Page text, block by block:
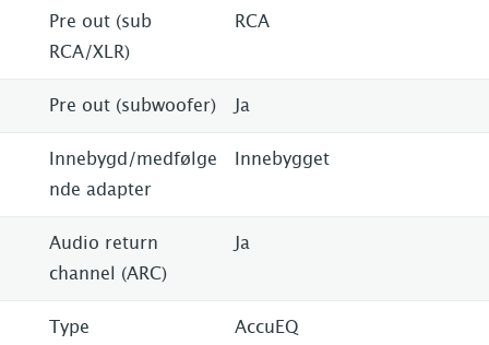
Pre out (sub
RCA/XLR)
RCA
Pre out (subwoofer) Ja
Innebygd/medfølge
nde adapter
Innebygget
Audio return
channel (ARC)
Ja
Type
AccuEQ